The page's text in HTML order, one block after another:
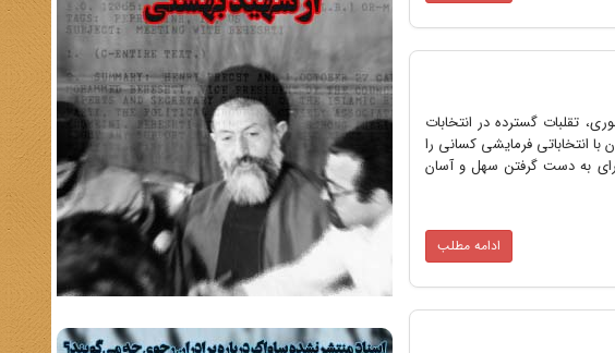
تقلبات گسترده در انتخابات
انتخاباتی فرمایشی کسانی را
بوده‌اند.[3] این انتخابات راه را برای به دست گرفتن سهل و آسان
ادامه مطلب